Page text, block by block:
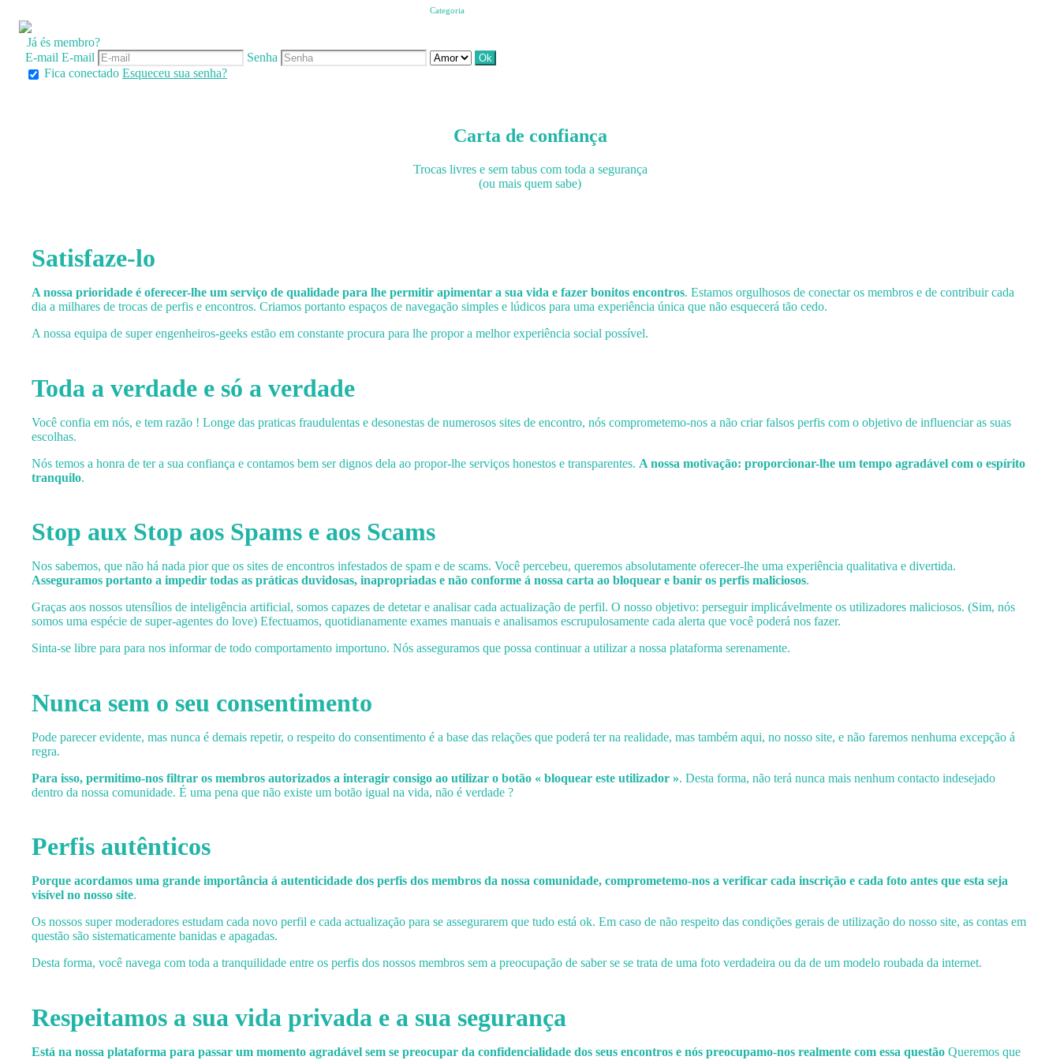
Já és membro?
E-mail E-mail Senha
Categoria
Fica conectado Esqueceu sua senha?
Carta de confiança
Trocas livres e sem tabus com toda a segurança
(ou mais quem sabe)
Satisfaze-lo
A nossa prioridade é oferecer-lhe um serviço de qualidade para lhe permitir apimentar a sua vida e fazer bonitos encontros. Estamos orgulhosos de conectar os membros e de contribuir cada
dia a milhares de trocas de perfis e encontros. Criamos portanto espaços de navegação simples e lúdicos para uma experiência única que não esquecerá tão cedo.
A nossa equipa de super engenheiros-geeks estão em constante procura para lhe propor a melhor experiência social possível.
Toda a verdade e só a verdade
Você confia em nós, e tem razão ! Longe das praticas fraudulentas e desonestas de numerosos sites de encontro, nós comprometemo-nos a não criar falsos perfis com o objetivo de influenciar as suas
escolhas.
Nós temos a honra de ter a sua confiança e contamos bem ser dignos dela ao propor-lhe serviços honestos e transparentes. A nossa motivação: proporcionar-lhe um tempo agradável com o espírito
tranquilo.
Stop aux Stop aos Spams e aos Scams
Nos sabemos, que não há nada pior que os sites de encontros infestados de spam e de scams. Você percebeu, queremos absolutamente oferecer-lhe uma experiência qualitativa e divertida.
Asseguramos portanto a impedir todas as práticas duvidosas, inapropriadas e não conforme á nossa carta ao bloquear e banir os perfis maliciosos.
Graças aos nossos utensílios de inteligência artificial, somos capazes de detetar e analisar cada actualização de perfil. O nosso objetivo: perseguir implicávelmente os utilizadores maliciosos. (Sim, nós
somos uma espécie de super-agentes do love) Efectuamos, quotidianamente exames manuais e analisamos escrupulosamente cada alerta que você poderá nos fazer.
Sinta-se libre para para nos informar de todo comportamento importuno. Nós asseguramos que possa continuar a utilizar a nossa plataforma serenamente.
Nunca sem o seu consentimento
Pode parecer evidente, mas nunca é demais repetir, o respeito do consentimento é a base das relações que poderá ter na realidade, mas também aqui, no nosso site, e não faremos nenhuma excepção á
regra.
Para isso, permitimo-nos filtrar os membros autorizados a interagir consigo ao utilizar o botão « bloquear este utilizador ». Desta forma, não terá nunca mais nenhum contacto indesejado
dentro da nossa comunidade. É uma pena que não existe um botão igual na vida, não é verdade ?
Perfis autênticos
Porque acordamos uma grande importância á autenticidade dos perfis dos membros da nossa comunidade, comprometemo-nos a verificar cada inscrição e cada foto antes que esta seja
visível no nosso site.
Os nossos super moderadores estudam cada novo perfil e cada actualização para se assegurarem que tudo está ok. Em caso de não respeito das condições gerais de utilização do nosso site, as contas em
questão são sistematicamente banidas e apagadas.
Desta forma, você navega com toda a tranquilidade entre os perfis dos nossos membros sem a preocupação de saber se se trata de uma foto verdadeira ou da de um modelo roubada da internet.
Respeitamos a sua vida privada e a sua segurança
Está na nossa plataforma para passar um momento agradável sem se preocupar da confidencialidade dos seus encontros e nós preocupamo-nos realmente com essa questão Queremos que